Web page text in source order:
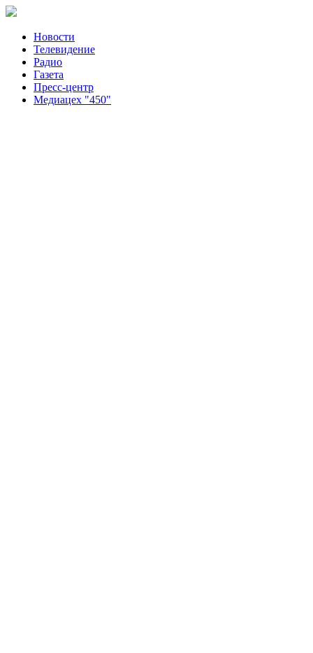
Новости
Телевидение
Радио
Газета
Пресс-центр
Медиацех "450"